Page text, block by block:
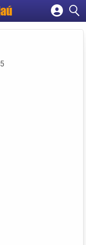
empresa